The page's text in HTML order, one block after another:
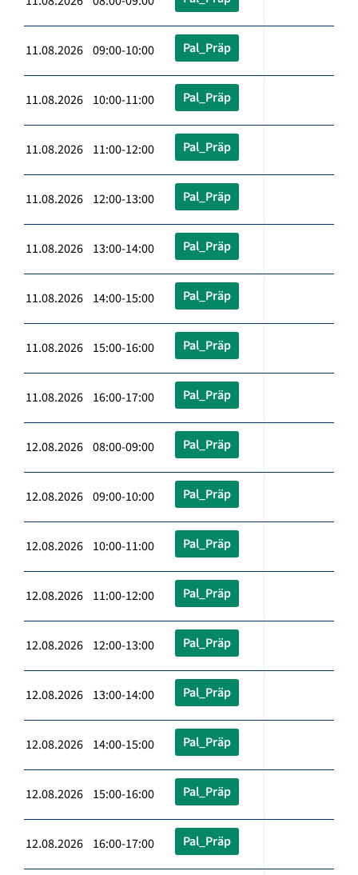
11.08.2026 09:00-10:00 Pal_Präp
11.08.2026 10:00-11:00 Pal_Präp
11.08.2026 11:00-12:00 Pal_Präp
11.08.2026 12:00-13:00 Pal_Präp
11.08.2026 13:00-14:00 Pal_Präp
11.08.2026 14:00-15:00 Pal_Präp
11.08.2026 15:00-16:00 Pal_Präp
11.08.2026 16:00-17:00 Pal_Präp
12.08.2026 08:00-09:00 Pal_Präp
12.08.2026 09:00-10:00 Pal_Präp
12.08.2026 10:00-11:00 Pal_Präp
12.08.2026 11:00-12:00 Pal_Präp
12.08.2026 12:00-13:00 Pal_Präp
12.08.2026 13:00-14:00 Pal_Präp
12.08.2026 14:00-15:00 Pal_Präp
12.08.2026 15:00-16:00 Pal_Präp
12.08.2026 16:00-17:00 Pal_Präp